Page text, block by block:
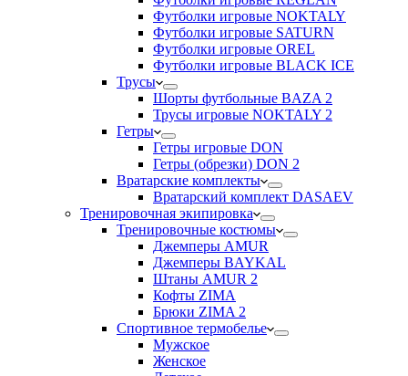
Футболки игровые NOKTALY
Футболки игровые SATURN
Футболки игровые OREL
Футболки игровые BLACK ICE
Трусы
Шорты футбольные BAZA 2
Трусы игровые NOKTALY 2
Гетры
Гетры игровые DON
Гетры (обрезки) DON 2
Вратарские комплекты
Вратарский комплект DASAEV
Тренировочная экипировка
Тренировочные костюмы
Джемперы AMUR
Джемперы BAYKAL
Штаны AMUR 2
Кофты ZIMA
Брюки ZIMA 2
Спортивное термобелье
Мужское
Женское